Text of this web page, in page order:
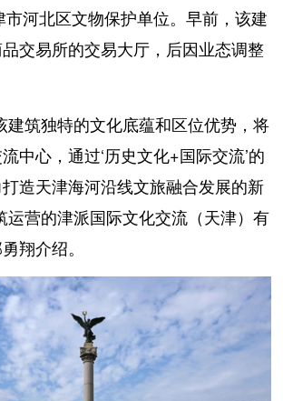
河北区文物保护单位。早前，该建
交易所的交易大厅，后因业态调整
筑独特的文化底蕴和区位优势，将
中心，通过‘历史文化+国际交流’的
造天津海河沿线文旅融合发展的新
运营的津派国际文化交流（天津）有
翔介绍。